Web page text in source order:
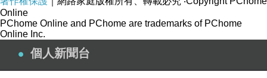
Online
PChome Online and PChome are trademarks of PChome
Online Inc.
個人新聞台